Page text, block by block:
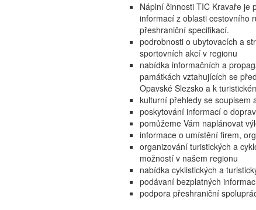
Náplní činnosti TIC Kravaře je
informací z oblasti cestovního
přeshraniční specifikací.
podrobnosti o ubytovacích a
sportovních akcí v regionu
nabídka informačních a
památkách vztahujících se
Opavské Slezsko a k
kulturní přehledy se soupisem
poskytování informací o
pomůžeme Vám naplánovat
informace o umístění firem,
organizování turistických a
možností v našem regionu
nabídka cyklistických a
podávaní bezplatných
podpora přeshraniční